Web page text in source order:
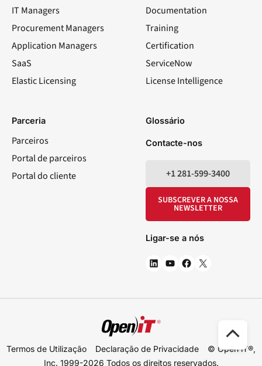
IT Managers
Procurement Managers
Application Managers
SaaS
Elastic Licensing
Documentation
Training
Certification
ServiceNow
License Intelligence
Parceria
Parceiros
Portal de parceiros
Portal do cliente
Glossário
Contacte-nos
+1 281-599-3400
SUBSCREVER A NOSSA
NEWSLETTER
Ligar-se a nós
Termos de Utilização Declaração de Privacidade
© Open iT®,
Inc. 1999-2026 Todos os direitos reservados.